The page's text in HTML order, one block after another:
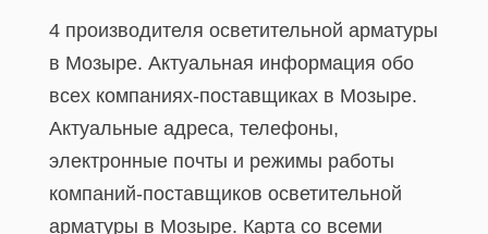
4 производителя осветительной арматуры
в Мозыре. Актуальная информация обо
всех компаниях-поставщиках в Мозыре.
Актуальные адреса, телефоны,
электронные почты и режимы работы
компаний-поставщиков осветительной
арматуры в Мозыре. Карта со всеми